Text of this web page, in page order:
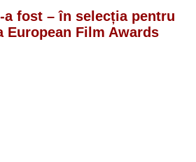
a fost – în selecția pentru
European Film Awards